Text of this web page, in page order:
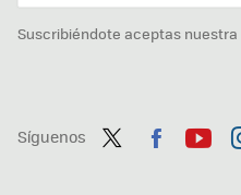
Suscribiéndote aceptas nuestra
Síguenos